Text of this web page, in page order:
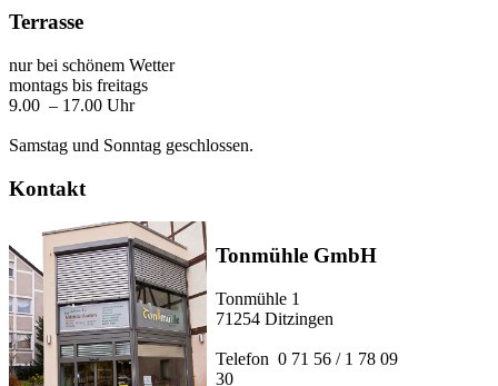
Terrasse
nur bei schönem Wetter
montags bis freitags
9.00 – 17.00 Uhr
Samstag und Sonntag geschlossen.
Kontakt
Tonmühle GmbH
Tonmühle 1
71254 Ditzingen
Telefon 0 71 56 / 1 78 09
30